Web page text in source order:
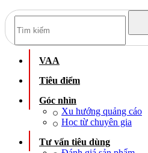
VAA
Tiêu điểm
Góc nhìn
Xu hướng quảng cáo
Học từ chuyên gia
Tư vấn tiêu dùng